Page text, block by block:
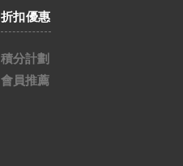
折扣優惠
積分計劃
會員推薦